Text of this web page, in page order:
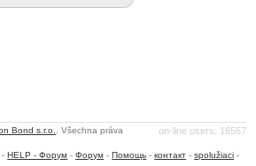
on-line users: 16557
Bond s.r.o.
. Všechna práva
-HELP - Форум -Форум -Помощь -контакт -spolužiaci -